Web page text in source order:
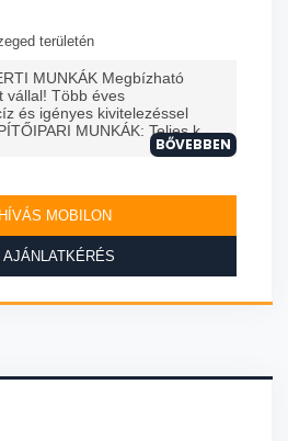
területén
MUNKÁK Megbízható
vállal! Több éves
és igényes kivitelezéssel
MUNKÁK: Teljes k...
BŐVEBBEN
HÍVÁS MOBILON
AJÁNLATKÉRÉS